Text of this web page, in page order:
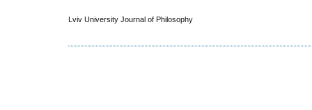
Lviv University Journal of Philosophy